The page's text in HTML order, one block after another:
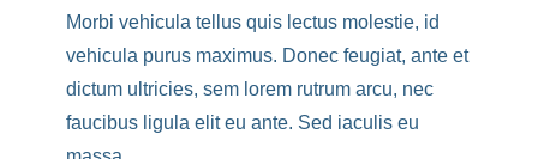
Morbi vehicula tellus quis lectus molestie, id
vehicula purus maximus. Donec feugiat, ante et
dictum ultricies, sem lorem rutrum arcu, nec
faucibus ligula elit eu ante. Sed iaculis eu